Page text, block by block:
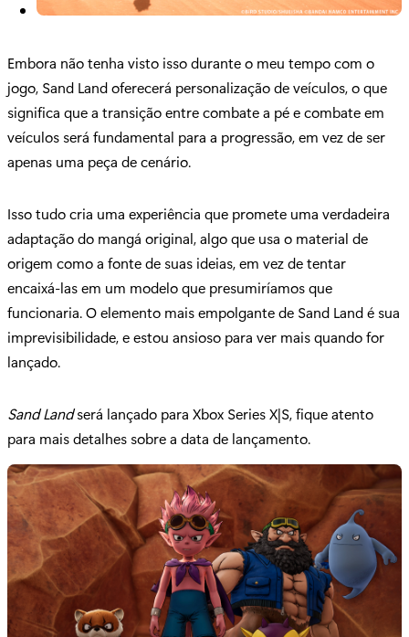
Embora não tenha visto isso durante o meu tempo com o
jogo, Sand Land oferecerá personalização de veículos, o que
significa que a transição entre combate a pé e combate em
veículos será fundamental para a progressão, em vez de ser
apenas uma peça de cenário.
Isso tudo cria uma experiência que promete uma verdadeira
adaptação do mangá original, algo que usa o material de
origem como a fonte de suas ideias, em vez de tentar
encaixá-las em um modelo que presumiríamos que
funcionaria. O elemento mais empolgante de Sand Land é sua
imprevisibilidade, e estou ansioso para ver mais quando for
lançado.
Sand Landserá lançado para Xbox Series X|S, fique atento
para mais detalhes sobre a data de lançamento.